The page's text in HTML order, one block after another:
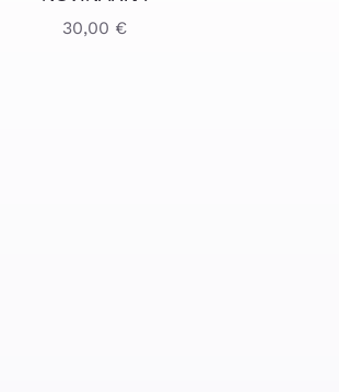
30,00 €